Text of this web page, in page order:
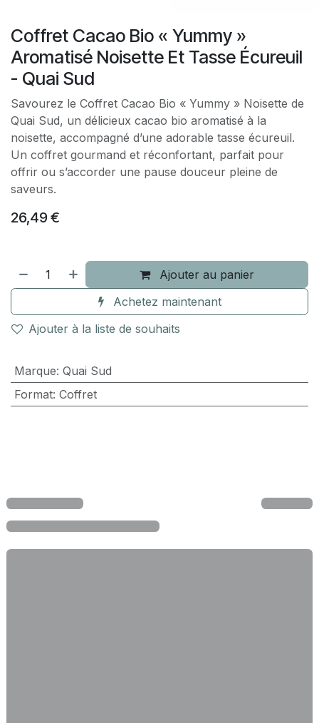
Coffret Cacao Bio « Yummy »
Aromatisé Noisette Et Tasse Écureuil
- Quai Sud
Savourez le Coffret Cacao Bio « Yummy » Noisette de
Quai Sud, un délicieux cacao bio aromatisé à la
noisette, accompagné d’une adorable tasse écureuil.
Un coffret gourmand et réconfortant, parfait pour
offrir ou s’accorder une pause douceur pleine de
saveurs.
26,49€
Ajouter au panier
Achetez maintenant
Ajouter à la liste de souhaits
Marque: Quai Sud
Format: Coffret